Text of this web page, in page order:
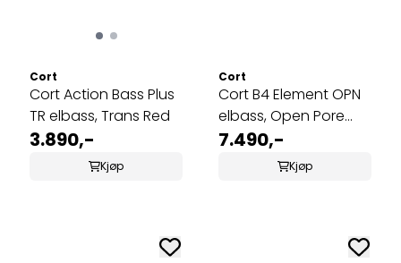
Cort
Cort Action Bass Plus
TR elbass, Trans Red
3.890,-
Kjøp
Cort
Cort B4 Element OPN
elbass, Open Pore
Natural
7.490,-
Kjøp